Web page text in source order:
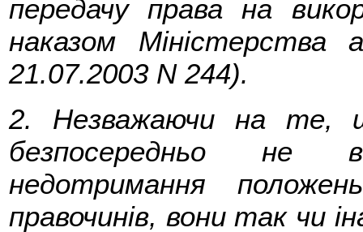
передачу права на
наказом Міністерства
21.07.2003 N 244).
2. Незважаючи на те,
безпосередньо не
недотримання
правочинів, вони так чи